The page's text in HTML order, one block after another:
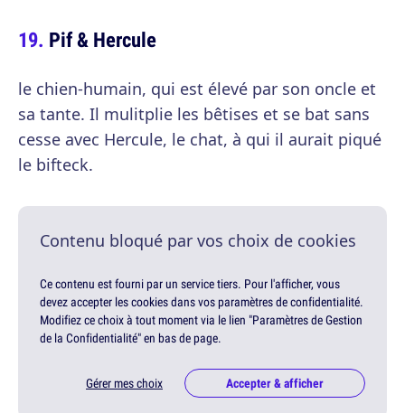
Pif & Hercule
le chien-humain, qui est élevé par son oncle et
sa tante. Il mulitplie les bêtises et se bat sans
cesse avec Hercule, le chat, à qui il aurait piqué
le bifteck.
Contenu bloqué par vos choix de cookies
Ce contenu est fourni par un service tiers. Pour l'afficher, vous
devez accepter les cookies dans vos paramètres de confidentialité.
Modifiez ce choix à tout moment via le lien "Paramètres de Gestion
de la Confidentialité" en bas de page.
Gérer mes choix Accepter & afficher